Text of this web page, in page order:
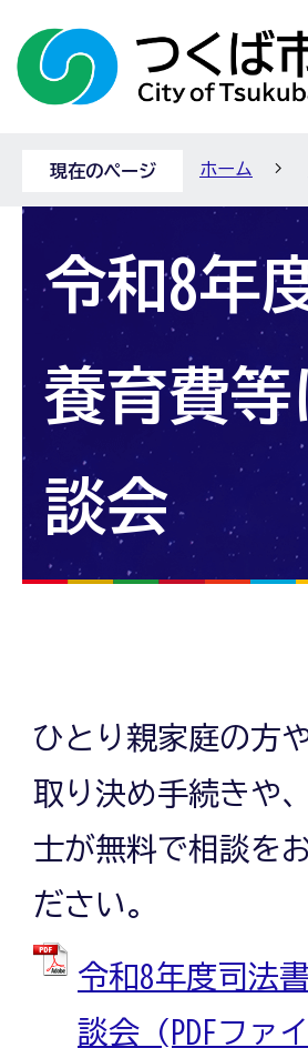
現在のページ ホーム
令和8年
養育費
談会
ひとり親家庭の方
取り決め手続きや
士が無料で相談を
ださい。
令和8年度司法
談会 (PDFファ